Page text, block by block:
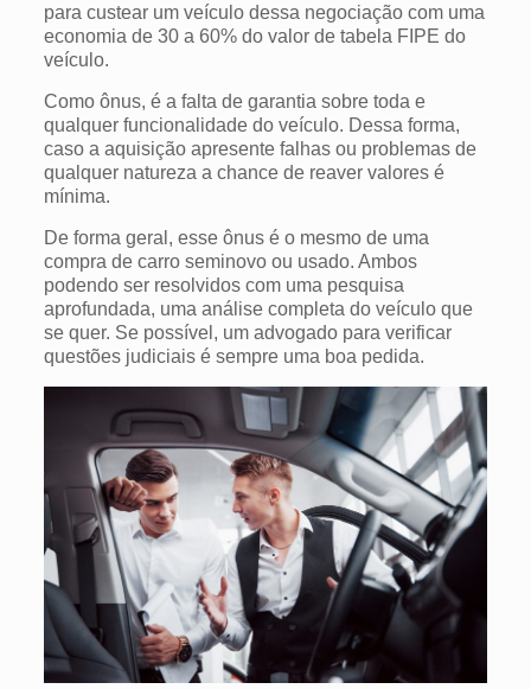
para custear um veículo dessa negociação com uma
economia de 30 a 60% do valor de tabela FIPE do
veículo.
Como ônus, é a falta de garantia sobre toda e
qualquer funcionalidade do veículo. Dessa forma,
caso a aquisição apresente falhas ou problemas de
qualquer natureza a chance de reaver valores é
mínima.
De forma geral, esse ônus é o mesmo de uma
compra de carro seminovo ou usado. Ambos
podendo ser resolvidos com uma pesquisa
aprofundada, uma análise completa do veículo que
se quer. Se possível, um advogado para verificar
questões judiciais é sempre uma boa pedida.